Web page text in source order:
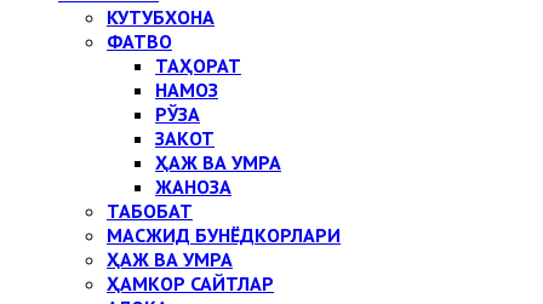
КУТУБХОНА
ФАТВО
ТАҲОРАТ
НАМОЗ
РЎЗА
ЗАКОТ
ҲАЖ ВА УМРА
ЖАНОЗА
ТАБОБАТ
МАСЖИД БУНЁДКОРЛАРИ
ҲАЖ ВА УМРА
ҲАМКОР САЙТЛАР